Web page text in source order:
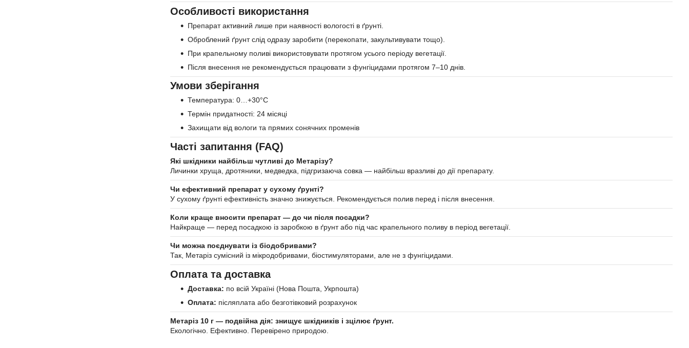
Особливості використання
Препарат активний лише при наявності вологості в ґрунті.
Оброблений ґрунт слід одразу заробити (перекопати, закультивувати тощо).
При крапельному поливі використовувати протягом усього періоду вегетації.
Після внесення не рекомендується працювати з фунгіцидами протягом 7–10 днів.
Умови зберігання
Температура: 0…+30°C
Термін придатності: 24 місяці
Захищати від вологи та прямих сонячних променів
Часті запитання (FAQ)
Які шкідники найбільш чутливі до Метарізу?
Личинки хруща, дротяники, медведка, підгризаюча совка — найбільш вразливі до дії препарату.
Чи ефективний препарат у сухому ґрунті?
У сухому ґрунті ефективність значно знижується. Рекомендується полив перед і після внесення.
Коли краще вносити препарат — до чи після посадки?
Найкраще — перед посадкою із заробкою в ґрунт або під час крапельного поливу в період вегетації.
Чи можна поєднувати із біодобривами?
Так, Метаріз сумісний із мікродобривами, біостимуляторами, але не з фунгіцидами.
Оплата та доставка
Доставка: по всій Україні (Нова Пошта, Укрпошта)
Оплата: післяплата або безготівковий розрахунок
Метаріз 10 г — подвійна дія: знищує шкідників і зцілює ґрунт.
Екологічно. Ефективно. Перевірено природою.